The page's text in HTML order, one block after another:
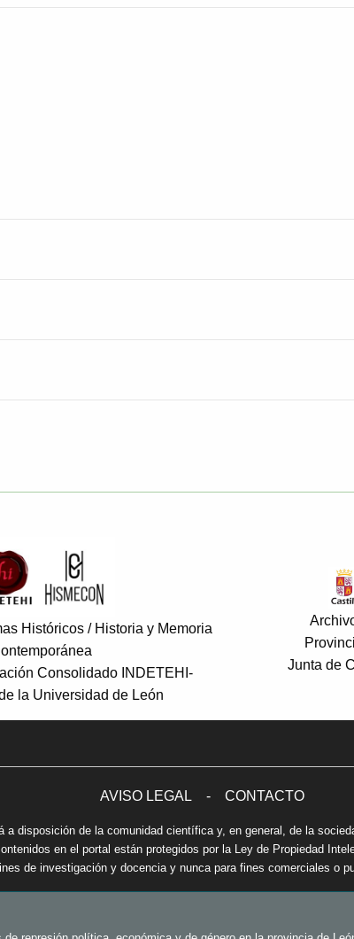
Históricos / Historia y Memoria
Consolidado INDETEHI-
la Universidad de León
Junta de
AVISO LEGAL - CONTACTO
a disposición de la comunidad científica y, en general, de la
en el portal están protegidos por la Ley de Propiedad
de investigación y docencia y nunca para fines comerciales o